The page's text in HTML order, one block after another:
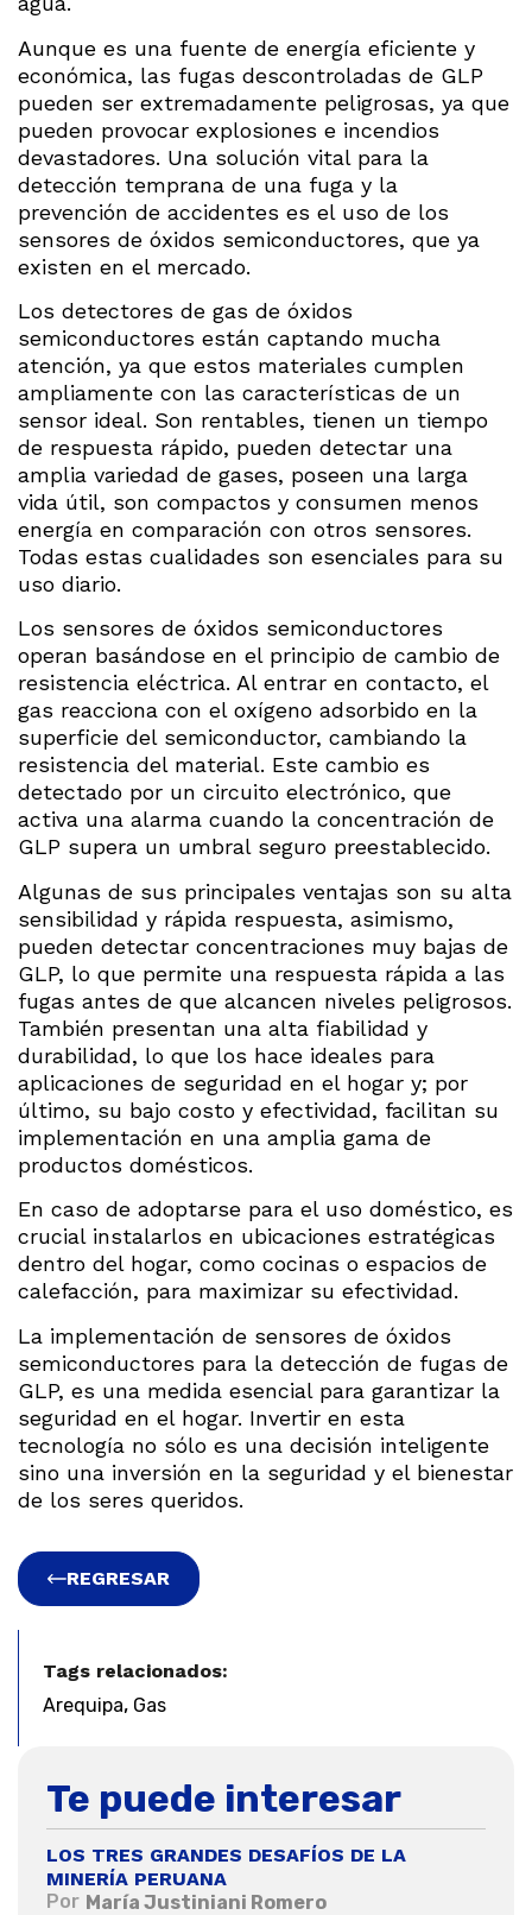
Aunque es una fuente de energía eficiente y
económica, las fugas descontroladas de GLP
pueden ser extremadamente peligrosas, ya que
pueden provocar explosiones e incendios
devastadores. Una solución vital para la
detección temprana de una fuga y la
prevención de accidentes es el uso de los
sensores de óxidos semiconductores, que ya
existen en el mercado.
Los detectores de gas de óxidos
semiconductores están captando mucha
atención, ya que estos materiales cumplen
ampliamente con las características de un
sensor ideal. Son rentables, tienen un tiempo
de respuesta rápido, pueden detectar una
amplia variedad de gases, poseen una larga
vida útil, son compactos y consumen menos
energía en comparación con otros sensores.
Todas estas cualidades son esenciales para su
uso diario.
Los sensores de óxidos semiconductores
operan basándose en el principio de cambio de
resistencia eléctrica. Al entrar en contacto, el
gas reacciona con el oxígeno adsorbido en la
superficie del semiconductor, cambiando la
resistencia del material. Este cambio es
detectado por un circuito electrónico, que
activa una alarma cuando la concentración de
GLP supera un umbral seguro preestablecido.
Algunas de sus principales ventajas son su alta
sensibilidad y rápida respuesta, asimismo,
pueden detectar concentraciones muy bajas de
GLP, lo que permite una respuesta rápida a las
fugas antes de que alcancen niveles peligrosos.
También presentan una alta fiabilidad y
durabilidad, lo que los hace ideales para
aplicaciones de seguridad en el hogar y; por
último, su bajo costo y efectividad, facilitan su
implementación en una amplia gama de
productos domésticos.
En caso de adoptarse para el uso doméstico, es
crucial instalarlos en ubicaciones estratégicas
dentro del hogar, como cocinas o espacios de
calefacción, para maximizar su efectividad.
La implementación de sensores de óxidos
semiconductores para la detección de fugas de
GLP, es una medida esencial para garantizar la
seguridad en el hogar. Invertir en esta
tecnología no sólo es una decisión inteligente
sino una inversión en la seguridad y el bienestar
de los seres queridos.
REGRESAR
Tags relacionados:
Arequipa, Gas
Te puede interesar
LOS TRES GRANDES DESAFÍOS DE LA
MINERÍA PERUANA
Por María Justiniani Romero